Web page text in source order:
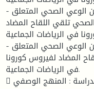
- توجد علاقة ذات دلالة احصائية بين الوعي الصحي المتعلق
تلقي اللقاح المضاد
في الرياضات الجماعية.
- توجد علاقة ذات دلالة احصائية بين الوعي الصحي المتعلق
المضاد لفيروس كورونا
في الرياضات الجماعية.
 المنهج المتبع في الدراسة : المنهج الوصفي.